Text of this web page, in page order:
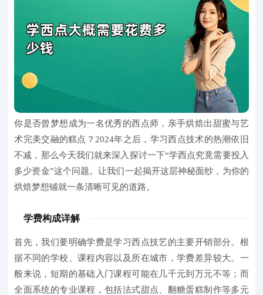
你是否曾梦想成为一名优秀的西点师，亲手烘焙出甜蜜与艺
术完美交融的糕点？ 2024年之后 ，学习西点技术的热潮依旧
不减，那么今天我们就来深入探讨一下“学西点究竟需要投入
多少资金”这个问题。让我们一起揭开这层神秘面纱，为你的
烘焙梦想铺就一条清晰可见的道路。
学费构成详解
首先，我们要明确学费是学习西点技艺的主要开销部分。根
据不同的学校、课程内容以及所在城市，学费差异较大。一
般来说，短期的基础入门课程可能在几千元到万元不等；而
全面系统的专业课程，包括法式甜点、翻糖蛋糕制作等多元